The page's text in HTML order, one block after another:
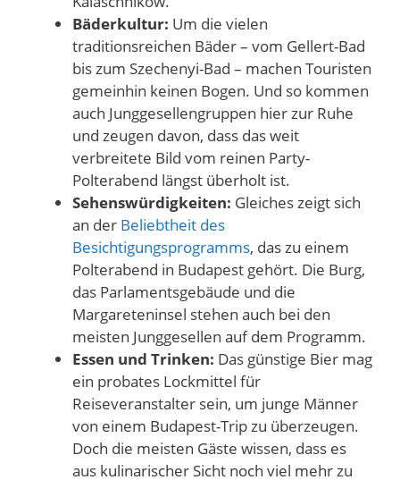
Bäderkultur: Um die vielen
traditionsreichen Bäder – vom Gellert-Bad
bis zum Szechenyi-Bad – machen Touristen
gemeinhin keinen Bogen. Und so kommen
auch Junggesellengruppen hier zur Ruhe
und zeugen davon, dass das weit
verbreitete Bild vom reinen Party-
Polterabend längst überholt ist.
Sehenswürdigkeiten: Gleiches zeigt sich
an der Beliebtheit des
Besichtigungsprogramms, das zu einem
Polterabend in Budapest gehört. Die Burg,
das Parlamentsgebäude und die
Margareteninsel stehen auch bei den
meisten Junggesellen auf dem Programm.
Essen und Trinken: Das günstige Bier mag
ein probates Lockmittel für
Reiseveranstalter sein, um junge Männer
von einem Budapest-Trip zu überzeugen.
Doch die meisten Gäste wissen, dass es
aus kulinarischer Sicht noch viel mehr zu